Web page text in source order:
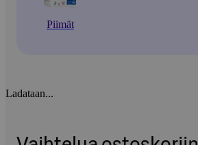
Piimät
Ladataan...